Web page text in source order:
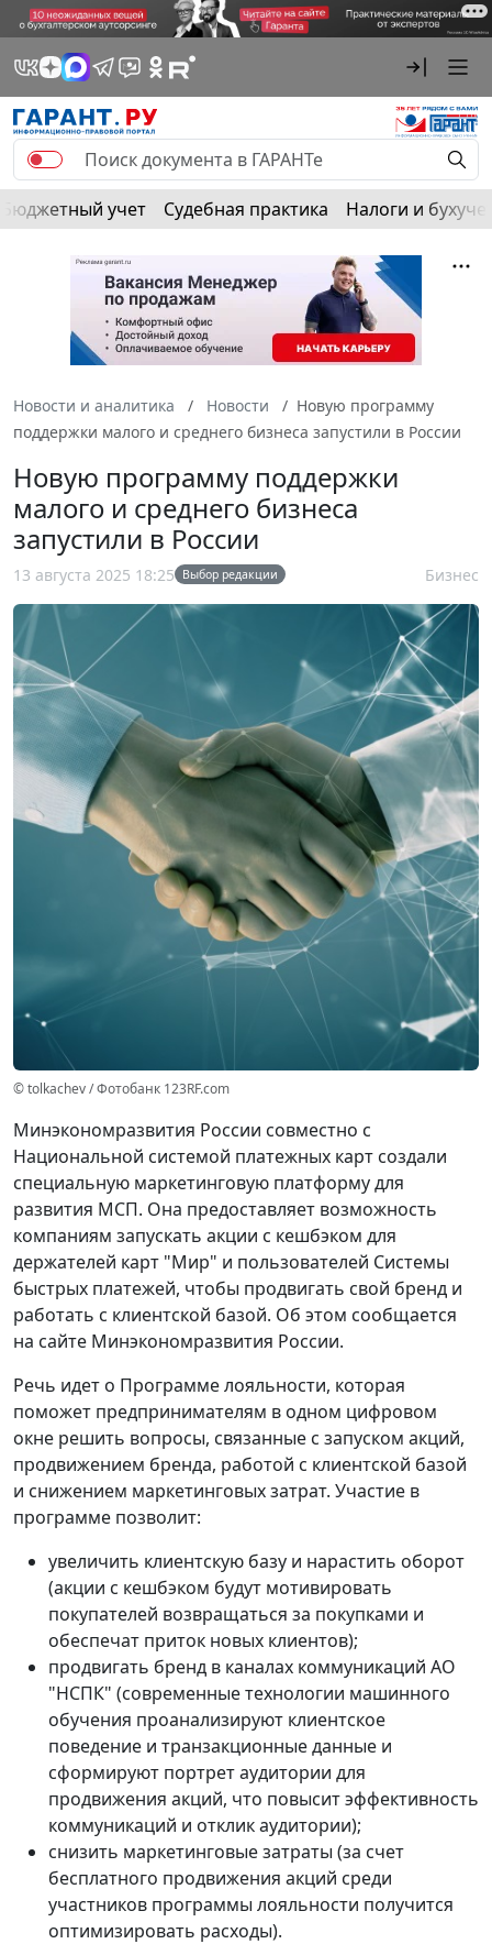
Бюджетный учет Судебная практика Налоги и
Новости и аналитика Новости
Новую программу
поддержки малого и среднего бизнеса запустили в России
Новую программу поддержки
малого и среднего бизнеса
запустили в России
13 августа 2025 18:25 Выбор редакции Бизнес
© tolkachev / Фотобанк 123RF.com
Минэкономразвития России совместно с
Национальной системой платежных карт создали
специальную маркетинговую платформу для
развития МСП. Она предоставляет возможность
компаниям запускать акции с кешбэком для
держателей карт "Мир" и пользователей Системы
быстрых платежей, чтобы продвигать свой бренд и
работать с клиентской базой. Об этом сообщается
на сайте Минэкономразвития России.
Речь идет о Программе лояльности, которая
поможет предпринимателям в одном цифровом
окне решить вопросы, связанные с запуском акций,
продвижением бренда, работой с клиентской базой
и снижением маркетинговых затрат. Участие в
программе позволит:
увеличить клиентскую базу и нарастить оборот
(акции с кешбэком будут мотивировать
покупателей возвращаться за покупками и
обеспечат приток новых клиентов);
продвигать бренд в каналах коммуникаций АО
"НСПК" (современные технологии машинного
обучения проанализируют клиентское
поведение и транзакционные данные и
сформируют портрет аудитории для
продвижения акций, что повысит эффективность
коммуникаций и отклик аудитории);
снизить маркетинговые затраты (за счет
бесплатного продвижения акций среди
участников программы лояльности получится
оптимизировать расходы).